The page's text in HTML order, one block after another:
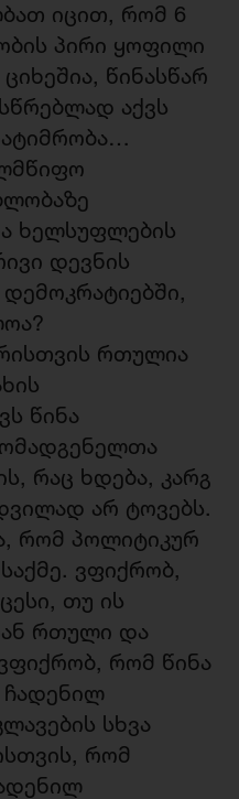
იცით, რომ 6
პირი ყოფილი
წინასწარ
აქვს
ხელსუფლების
დევნის
რთულია
წინა
რაც ხდება, კარგ
არ ტოვებს.
რომ პოლიტიკურ
ვფიქრობ,
თუ ის
რთული და
რომ წინა
ჩადენილ
სხვა
რომ